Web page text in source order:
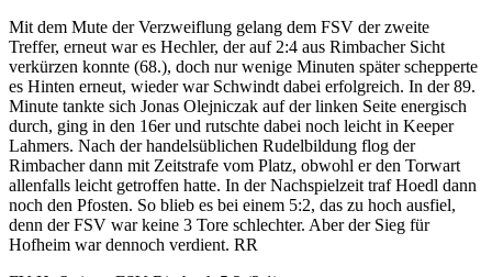
Mit dem Mute der Verzweiflung gelang dem FSV der zweite
Treffer, erneut war es Hechler, der auf 2:4 aus Rimbacher Sicht
verkürzen konnte (68.), doch nur wenige Minuten später schepperte
es Hinten erneut, wieder war Schwindt dabei erfolgreich. In der 89.
Minute tankte sich Jonas Olejniczak auf der linken Seite energisch
durch, ging in den 16er und rutschte dabei noch leicht in Keeper
Lahmers. Nach der handelsüblichen Rudelbildung flog der
Rimbacher dann mit Zeitstrafe vom Platz, obwohl er den Torwart
allenfalls leicht getroffen hatte. In der Nachspielzeit traf Hoedl dann
noch den Pfosten. So blieb es bei einem 5:2, das zu hoch ausfiel,
denn der FSV war keine 3 Tore schlechter. Aber der Sieg für
Hofheim war dennoch verdient. RR